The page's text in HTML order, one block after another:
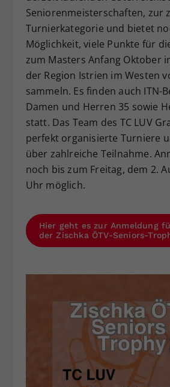
Seniorenmeisterschaften, zur
Turnierkategorie und bietet
Möglichkeit, viele Punkte für
zum Masters Anfang Oktober
der Region Istrien im Westen
sammeln. Es finden auch ITN-
Damen und Herren 35 sowie
statt. Das Team des TC LUV
perfekt organisierte Turniere
über zahlreiche Teilnahme.
noch bis zum Freitag, dem 2.
Uhr möglich.
Hier geht es zur Anmeldung
der Zischka ÖTV-Seniors-
Zweck
Dieser Wert
Einstellungen. Unter
zufällig generierte
historische
vorgenommen
Webseiten-
hat.